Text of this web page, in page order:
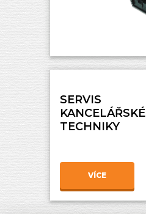
SERVIS
KANCELÁŘSKÉ
TECHNIKY
VÍCE